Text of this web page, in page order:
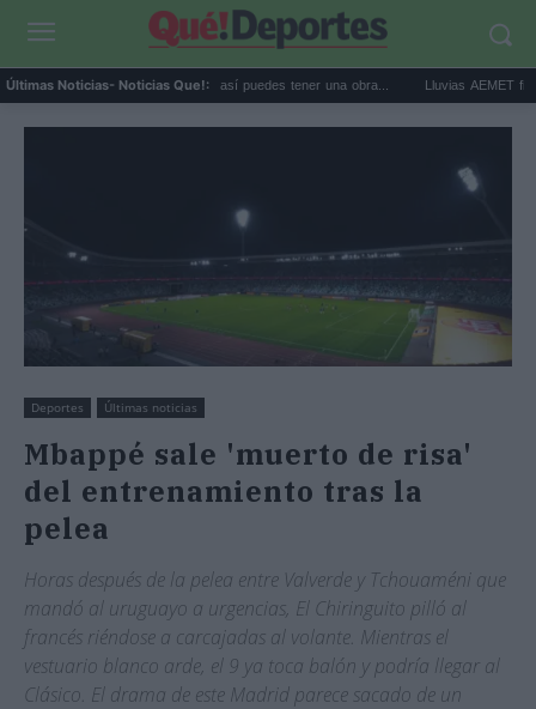
Últimas Noticias- Noticias Que!:
Comprar arte en subasta: así puedes tener una obra... Lluvias AEMET fin de
Deportes Últimas noticias
Mbappé sale 'muerto de risa'
del entrenamiento tras la
pelea
Horas después de la pelea entre Valverde y Tchouaméni que
mandó al uruguayo a urgencias, El Chiringuito pilló al
francés riéndose a carcajadas al volante. Mientras el
vestuario blanco arde, el 9 ya toca balón y podría llegar al
Clásico. El drama de este Madrid parece sacado de un